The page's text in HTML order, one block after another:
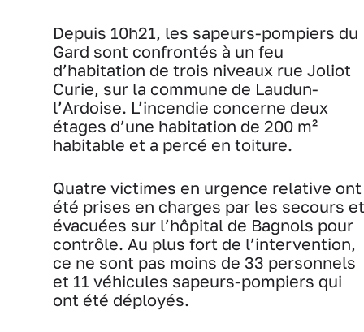
Depuis 10h21, les sapeurs-pompiers du
Gard sont confrontés à un feu
d’habitation de trois niveaux rue Joliot
Curie, sur la commune de Laudun-
l’Ardoise. L’incendie concerne deux
étages d’une habitation de 200 m²
habitable et a percé en toiture.
Quatre victimes en urgence relative ont
été prises en charges par les secours et
évacuées sur l’hôpital de Bagnols pour
contrôle. Au plus fort de l’intervention,
ce ne sont pas moins de 33 personnels
et 11 véhicules sapeurs-pompiers qui
ont été déployés.